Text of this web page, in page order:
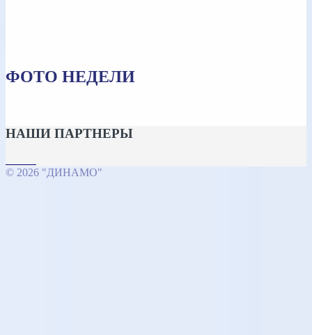
ФОТО НЕДЕЛИ
НАШИ ПАРТНЕРЫ
© 2026 "ДИНАМО"